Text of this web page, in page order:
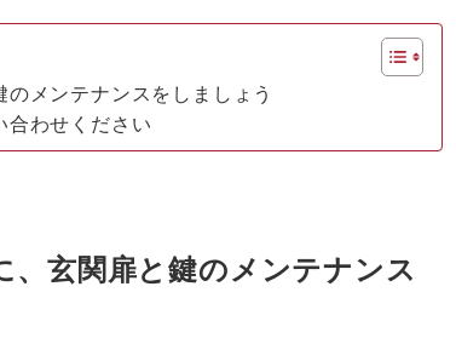
メンテナンスをしましょう
合わせください
玄関扉と鍵のメンテナンス